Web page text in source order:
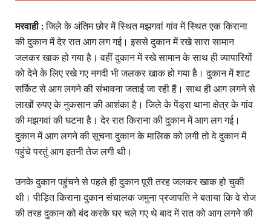
मरवाही :जिले के अंतिम छोर में स्थित मझगवां गांव में स्थित एक किराना
की दुकान में देर रात आग लग गई। इससे दुकान में रखे सारा सामान
जलकर खाक हो गया है। वहीं दुकान में रखे सामान के साथ ही व्यापारियों
को देने के लिए रखे गए नगदी भी जलकर खाक हो गया है। दुकान में शाट
सर्किट से आग लगने की संभावना जताई जा रही हैं। साथ ही आग लगने से
लाखों रुपए के नुकसान की आशंका है। जिले के पेंड्रा थाना क्षेत्र के गांव
की मझगवां की घटना है। देर रात किराना की दुकान में आग लग गई।
दुकान में आग लगने की सूचना दुकान के मालिक को लगी तो वे दुकान में
पहुंचे परतुं आग इतनी तेज लगी थी।
उनके दुकान पहुंचने से पहले ही दुकान पूरी तरह जलकर खाक हो चुकी
थी। पीड़ित किराना दुकान संचालक जमुना प्रजापति ने बताया कि वे रोज
की तरह दुकान को बंद करके घर चले गए थे बाद में रात को आग लगने की